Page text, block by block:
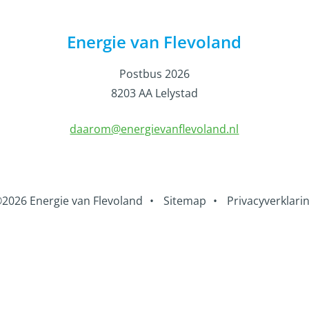
Energie van Flevoland
Postbus 2026
8203 AA Lelystad
daarom@energievanflevoland.nl
Energie van Flevoland • Sitemap •